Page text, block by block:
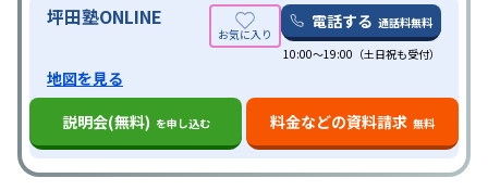
坪田塾ONLINE 電話する 通話料無料
10:00～19:00（土日祝も受付）
地図を見る
説明会(無料) を申し込む 料金などの資料請求 無料